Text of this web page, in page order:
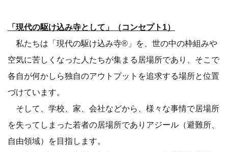
「現代の駆け込み寺として」（コンセプト1）
私たちは「現代の駆け込み寺®」を、世の中の枠組みや
空気に苦しくなった人たちが集まる居場所であり、そこで
各自が何かしら独自のアウトプットを追求する場所と位置
づけています。
そして、学校、家、会社などから、様々な事情で居場所
を失ってしまった若者の居場所でありアジール（避難所、
自由領域）を目指します。